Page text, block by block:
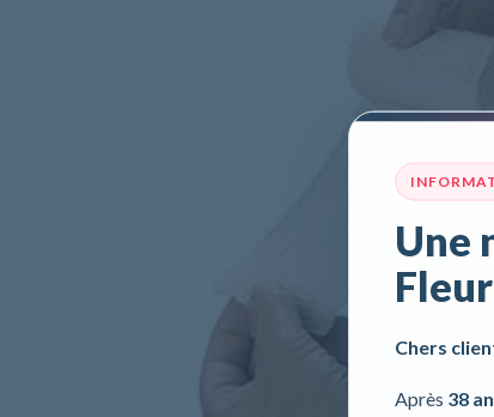
Une
Chers
Après 38